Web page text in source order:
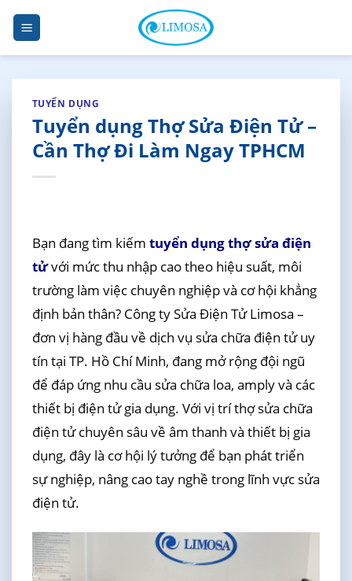
Skip
content
TUYỂN DỤNG
Tuyển dụng Thợ Sửa Điện Tử –
Cần Thợ Đi Làm Ngay TPHCM
Bạn đang tìm kiếm tuyển dụng thợ sửa điện
tửvới mức thu nhập cao theo hiệu suất, môi
trường làm việc chuyên nghiệp và cơ hội khẳng
định bản thân? Công ty Sửa Điện Tử Limosa –
đơn vị hàng đầu về dịch vụ sửa chữa điện tử uy
tín tại TP. Hồ Chí Minh, đang mở rộng đội ngũ
để đáp ứng nhu cầu sửa chữa loa, amply và các
thiết bị điện tử gia dụng. Với vị trí thợ sửa chữa
điện tử chuyên sâu về âm thanh và thiết bị gia
dụng, đây là cơ hội lý tưởng để bạn phát triển
sự nghiệp, nâng cao tay nghề trong lĩnh vực sửa
điện tử.